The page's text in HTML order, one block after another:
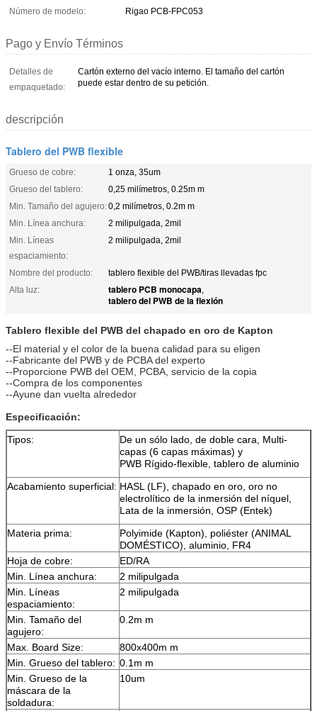
Número de modelo:
Rigao PCB-FPC053
Pago y Envío Términos
Detalles de
empaquetado:
Cartón externo del vacío interno. El tamaño del cartón
puede estar dentro de su petición.
descripción
Tablero del PWB flexible
Grueso de cobre:
1 onza, 35um
Grueso del tablero:
0,25 milímetros, 0.25m m
Min. Tamaño del agujero:0,2 milímetros, 0.2m m
Min. Línea anchura:
2 milipulgada, 2mil
Min. Líneas
espaciamiento:
2 milipulgada, 2mil
Nombre del producto:
tablero flexible del PWB/tiras llevadas fpc
Alta luz:
tablero PCB monocapa,
tablero del PWB de la flexión
Tablero flexible del PWB del chapado en oro de Kapton
--El material y el color de la buena calidad para su eligen
--Fabricante del PWB y de PCBA del experto
--Proporcione PWB del OEM, PCBA, servicio de la copia
--Compra de los componentes
--Ayune dan vuelta alrededor
Especificación:
Tipos:
De un sólo lado, de doble cara, Multi-
capas (6 capas máximas) y
PWB Rígido-flexible, tablero de aluminio
Acabamiento superficial: HASL (LF), chapado en oro, oro no
electrolítico de la inmersión del níquel,
Lata de la inmersión, OSP (Entek)
Materia prima:
Polyimide (Kapton), poliéster (ANIMAL
DOMÉSTICO), aluminio, FR4
Hoja de cobre:
ED/RA
Min. Línea anchura:
2 milipulgada
Min. Líneas
espaciamiento:
2 milipulgada
Min. Tamaño del
agujero:
0.2m m
Max. Board Size:
800x400m m
Min. Grueso del tablero: 0.1m m
Min. Grueso de la
máscara de la
soldadura:
10um